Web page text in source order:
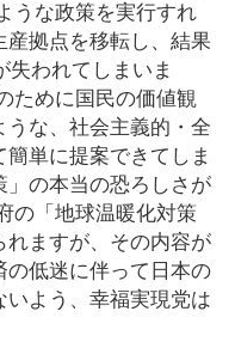
うな政策を実行すれ
拠点を移転し、結果
失われてしまいま
ために国民の価値観
な、社会主義的・全
単に提案できてしま
」の本当の恐ろしさが
の「地球温暖化対策
ますが、その内容が
低迷に伴って日本の
よう、幸福実現党は